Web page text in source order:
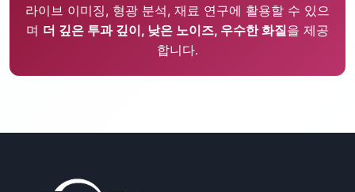
라이브 이미징, 형광 분석, 재료 연구에 활용할 수 있으
며 더 깊은 투과 깊이, 낮은 노이즈, 우수한 화질을 제공
합니다.